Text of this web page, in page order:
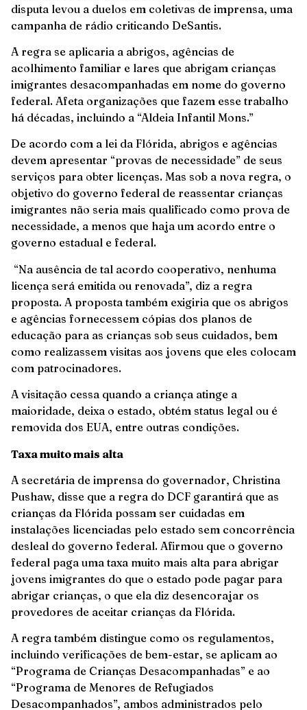
disputa levou a duelos em coletivas de imprensa, uma
campanha de rádio criticando DeSantis.
A regra se aplicaria a abrigos, agências de
acolhimento familiar e lares que abrigam crianças
imigrantes desacompanhadas em nome do governo
federal. Afeta organizações que fazem esse trabalho
há décadas, incluindo a “Aldeia Infantil Mons.”
De acordo com a lei da Flórida, abrigos e agências
devem apresentar “provas de necessidade” de seus
serviços para obter licenças. Mas sob a nova regra, o
objetivo do governo federal de reassentar crianças
imigrantes não seria mais qualificado como prova de
necessidade, a menos que haja um acordo entre o
governo estadual e federal.
“Na ausência de tal acordo cooperativo, nenhuma
licença será emitida ou renovada”, diz a regra
proposta. A proposta também exigiria que os abrigos
e agências fornecessem cópias dos planos de
educação para as crianças sob seus cuidados, bem
como realizassem visitas aos jovens que eles colocam
com patrocinadores.
A visitação cessa quando a criança atinge a
maioridade, deixa o estado, obtém status legal ou é
removida dos EUA, entre outras condições.
Taxa muito mais alta
A secretária de imprensa do governador, Christina
Pushaw, disse que a regra do DCF garantirá que as
crianças da Flórida possam ser cuidadas em
instalações licenciadas pelo estado sem concorrência
desleal do governo federal. Afirmou que o governo
federal paga uma taxa muito mais alta para abrigar
jovens imigrantes do que o estado pode pagar para
abrigar crianças, o que ela diz desencorajar os
provedores de aceitar crianças da Flórida.
A regra também distingue como os regulamentos,
incluindo verificações de bem-estar, se aplicam ao
“Programa de Crianças Desacompanhadas” e ao
“Programa de Menores de Refugiados
Desacompanhados”, ambos administrados pelo